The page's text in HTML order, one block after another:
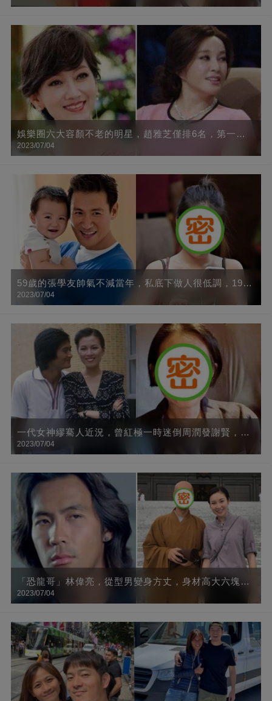
娛樂圈六大容顏不老的明星，趙雅芝僅排6名，第一名
看得心都醉了！
2023/07/04
59歲的張學友帥氣不減當年，私底下做人很低調，19歲
的女兒出鏡真美，樣子格外的清純可愛，網友：基因好
2023/07/04
一代女神繆騫人近況，曾紅極一時迷倒周潤發謝賢，63
歲氣質仍出眾網贊：知性、靈動
2023/07/04
「恐龍哥」林偉亮，從型男變身方丈，身材高大六塊腹
肌，33歲時忽然大徹大悟，出家11年容貌大變，網友：
2023/07/04